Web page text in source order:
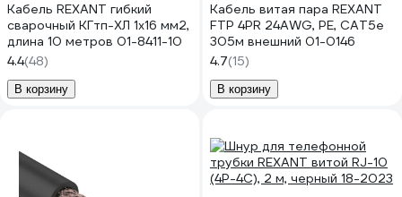
Кабель REXANT гибкий
сварочный КГтп-ХЛ 1х16 мм2,
длина 10 метров 01-8411-10
4.4(48)
В корзину
Кабель витая пара REXANT
FTP 4PR 24AWG, PE, CAT5e
305м внешний 01-0146
4.7(15)
В корзину